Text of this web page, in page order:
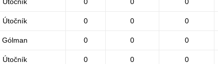
Útočník 0 0 0
Gólman 0 0 0
Útočník 0 0 0